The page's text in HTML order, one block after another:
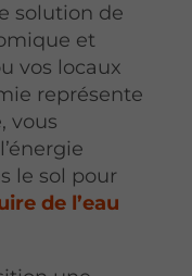
solution de
et
vos locaux
représente
vous
le sol pour
de l’eau